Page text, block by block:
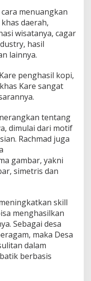
menuangkan
daerah,
wisatanya, cagar
hasil
lainnya.
penghasil kopi,
Kare sangat
tentang
dimulai dari motif
Rachmad juga
gambar, yakni
simetris dan
skill
menghasilkan
Sebagai desa
maka Desa
dalam
berbasis